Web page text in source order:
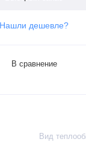
Нашли дешевле?
В сравнение
Вид